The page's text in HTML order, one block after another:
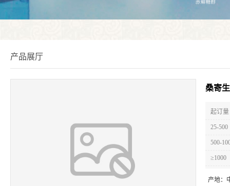
产品展厅
桑寄
起订
25-500
500-
≥1000
产地：